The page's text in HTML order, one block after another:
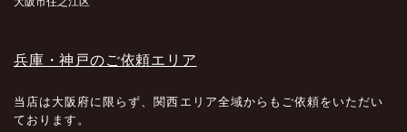
兵庫・神戸のご依頼エリア
当店は大阪府に限らず、関西エリア全域からもご依頼をいただい
ております。